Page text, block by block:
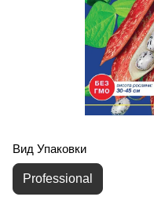
Вид Упаковки
Professional